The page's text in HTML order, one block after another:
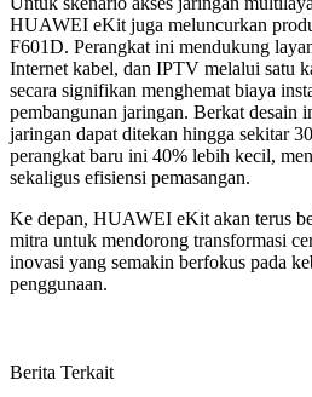
HUAWEI eKit juga meluncurkan
F601D. Perangkat ini mendukung
Internet kabel, dan IPTV melalui satu
secara signifikan menghemat biaya
pembangunan jaringan. Berkat desain
jaringan dapat ditekan hingga sekitar
perangkat baru ini 40% lebih kecil,
sekaligus efisiensi pemasangan.
Ke depan, HUAWEI eKit akan terus
mitra untuk mendorong transformasi
inovasi yang semakin berfokus pada
penggunaan.
Berita Terkait